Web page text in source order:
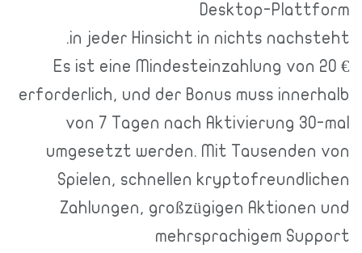
Desktop-Plattform
in jeder Hinsicht in nichts nachsteht.
Es ist eine Mindesteinzahlung von 20 €
erforderlich, und der Bonus muss innerhalb
von 7 Tagen nach Aktivierung 30-mal
umgesetzt werden. Mit Tausenden von
Spielen, schnellen kryptofreundlichen
Zahlungen, großzügigen Aktionen und
mehrsprachigem Support